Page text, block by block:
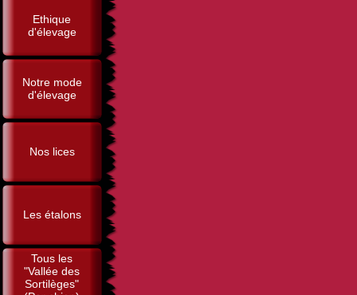
Ethique
d'élevage
Notre mode
d'élevage
Nos lices
Les étalons
Tous les
"Vallée des
Sortilèges"